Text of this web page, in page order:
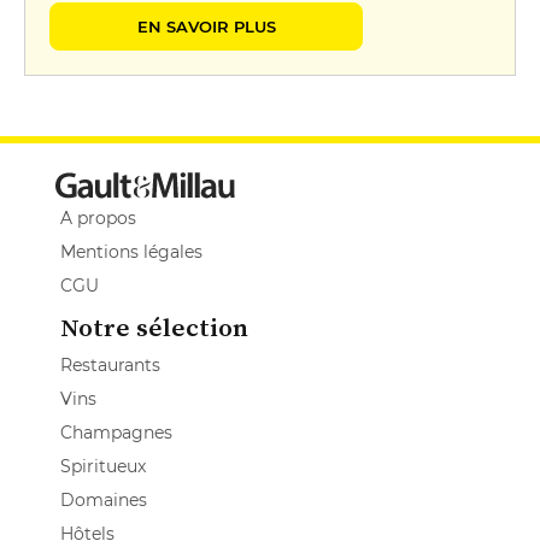
EN SAVOIR PLUS
A propos
Mentions légales
CGU
Notre sélection
Restaurants
Vins
Champagnes
Spiritueux
Domaines
Hôtels